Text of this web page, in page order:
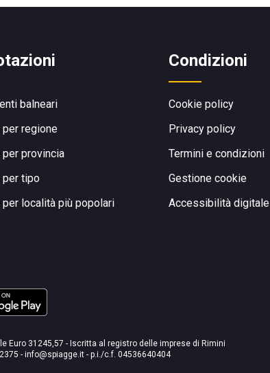
balneari
regione
provincia
per tipo
per località più popolari
Condizioni
Cookie policy
Privacy policy
Termini e condizioni
Gestione cookie
Accessibilità digitale
Euro 31245,57 - Iscritta al registro delle imprese di Rimini
- info@spiagge.it - p.i./c.f. 04536640404